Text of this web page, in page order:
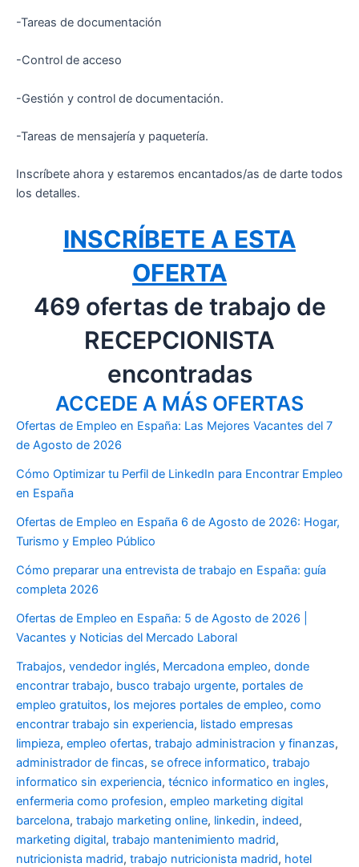
-Tareas de documentación
-Control de acceso
-Gestión y control de documentación.
-Tareas de mensajería y paquetería.
Inscríbete ahora y estaremos encantados/as de darte todos
los detalles.
INSCRÍBETE A ESTA
OFERTA
469 ofertas de trabajo de
RECEPCIONISTA
encontradas
ACCEDE A MÁS OFERTAS
Ofertas de Empleo en España: Las Mejores Vacantes del 7
de Agosto de 2026
Cómo Optimizar tu Perfil de LinkedIn para Encontrar Empleo
en España
Ofertas de Empleo en España 6 de Agosto de 2026: Hogar,
Turismo y Empleo Público
Cómo preparar una entrevista de trabajo en España: guía
completa 2026
Ofertas de Empleo en España: 5 de Agosto de 2026 |
Vacantes y Noticias del Mercado Laboral
Trabajos, vendedor inglés, Mercadona empleo, donde
encontrar trabajo, busco trabajo urgente, portales de
empleo gratuitos, los mejores portales de empleo, como
encontrar trabajo sin experiencia, listado empresas
limpieza, empleo ofertas, trabajo administracion y finanzas,
administrador de fincas, se ofrece informatico, trabajo
informatico sin experiencia, técnico informatico en ingles,
enfermeria como profesion, empleo marketing digital
barcelona, trabajo marketing online, linkedin, indeed,
marketing digital, trabajo mantenimiento madrid,
nutricionista madrid, trabajo nutricionista madrid, hotel